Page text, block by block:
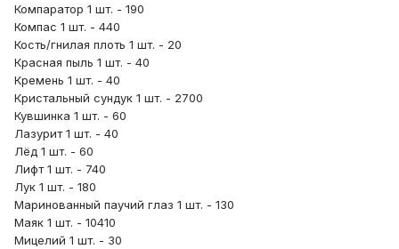
Компаратор 1 шт. - 190
Компас 1 шт. - 440
Кость/гнилая плоть 1 шт. - 20
Красная пыль 1 шт. - 40
Кремень 1 шт. - 40
Кристальный сундук 1 шт. - 2700
Кувшинка 1 шт. - 60
Лазурит 1 шт. - 40
Лёд 1 шт. - 60
Лифт 1 шт. - 740
Лук 1 шт. - 180
Маринованный паучий глаз 1 шт. - 130
Маяк 1 шт. - 10410
Мицелий 1 шт. - 30